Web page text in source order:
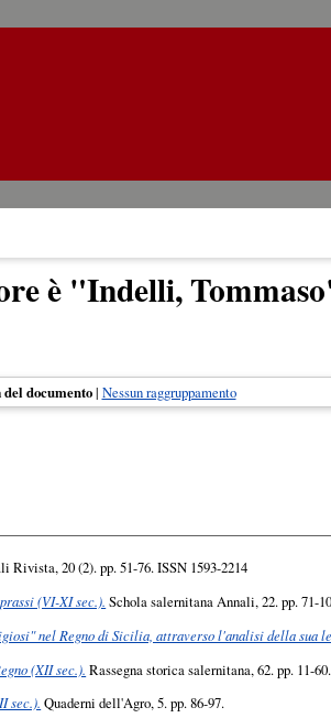
è "Indelli, Tommaso
documento| Nessun raggruppamento
Rivista, 20 (2). pp. 51-76. ISSN 1593-2214
(VI-XI sec.). Schola salernitana Annali, 22. pp. 71-
nel Regno di Sicilia, attraverso l'analisi della sua
(XII sec.). Rassegna storica salernitana, 62. pp. 11-
sec.). Quaderni dell'Agro, 5. pp. 86-97.